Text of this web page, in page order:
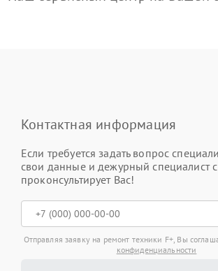
Контактная информация
Если требуется задать вопрос
свои данные и дежурный специалист
проконсультирует Вас!
Отправляя заявку на ремонт техники F+, Вы
конфиденциальности